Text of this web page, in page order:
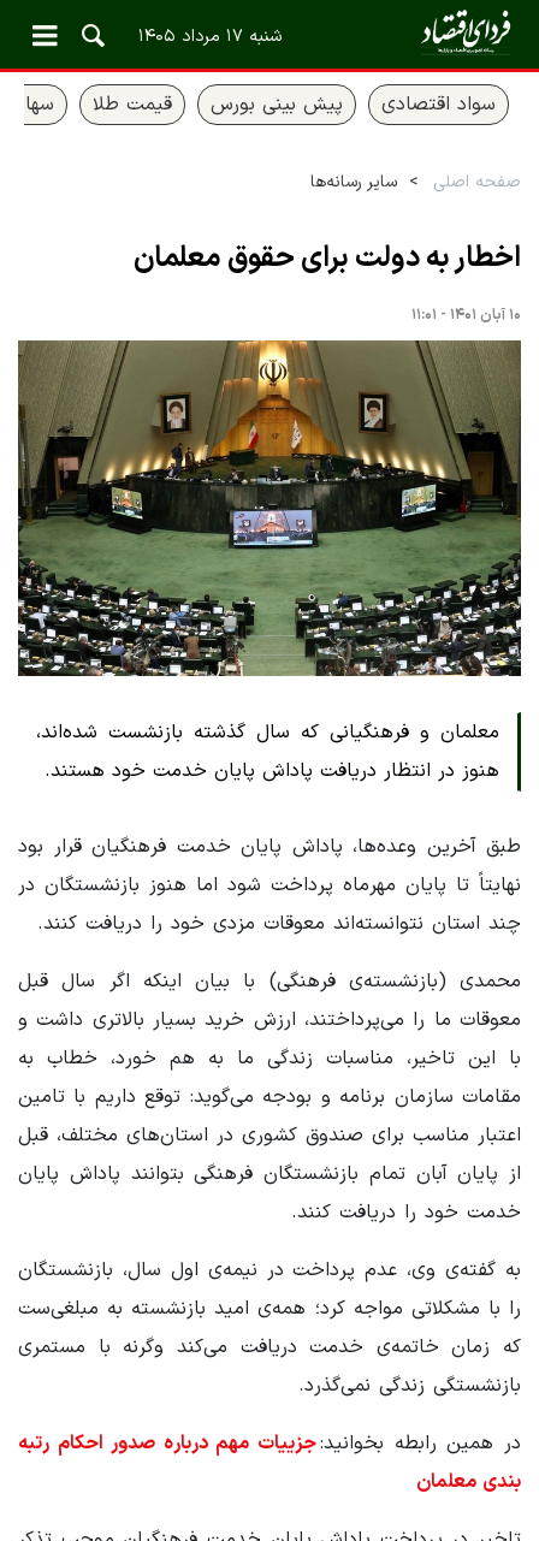
شنبه ۱۷ مرداد ۱۴۰۵
سواد اقتصادی پیش بینی بورس قیمت طلا سهام
صفحه اصلی سایر رسانه‌ها
اخطار به دولت برای حقوق معلمان
۱۰ آبان ۱۴۰۱ - ۱۱:۰۱
معلمان و فرهنگیانی که سال گذشته بازنشست شده‌اند،
هنوز در انتظار دریافت پاداش پایان خدمت خود هستند.
طبق آخرین وعده‌ها، پاداش پایان خدمت فرهنگیان قرار بود
نهایتاً تا پایان مهرماه پرداخت شود اما هنوز بازنشستگان در
چند استان نتوانسته‌اند معوقات مزدی خود را دریافت کنند.
محمدی (بازنشسته‌ی فرهنگی) با بیان اینکه اگر سال قبل
معوقات ما را می‌پرداختند، ارزش خرید بسیار بالاتری داشت و
با این تاخیر، مناسبات زندگی ما به هم خورد، خطاب به
مقامات سازمان برنامه و بودجه می‌گوید: توقع داریم با تامین
اعتبار مناسب برای صندوق کشوری در استان‌های مختلف، قبل
از پایان آبان تمام بازنشستگان فرهنگی بتوانند پاداش پایان
خدمت خود را دریافت کنند.
به گفته‌ی وی، عدم پرداخت در نیمه‌ی اول سال، بازنشستگان
را با مشکلاتی مواجه کرد؛ همه‌ی امید بازنشسته به مبلغی‌ست
که زمان خاتمه‌ی خدمت دریافت می‌کند وگرنه با مستمری
بازنشستگی زندگی نمی‌گذرد.
در همین رابطه بخوانید:جزییات مهم درباره صدور احکام رتبه
بندی معلمان